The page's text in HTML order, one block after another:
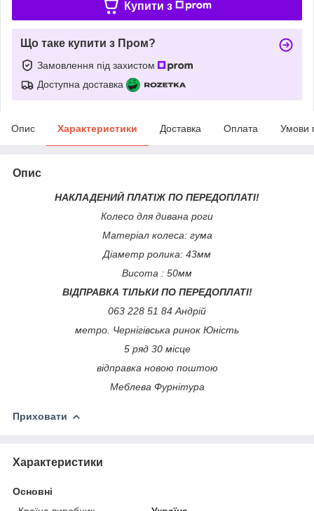
Купити з
Що таке купити з Пром?
Замовлення під захистом
Доступна доставка
Опис Характеристики Доставка Оплата Умови
Опис
НАКЛАДЕНИЙ ПЛАТІЖ ПО ПЕРЕДОПЛАТІ!
Колесо для дивана роги
Матеріал колеса: гума
Діаметр ролика: 43мм
Висота : 50мм
ВІДПРАВКА ТІЛЬКИ ПО ПЕРЕДОПЛАТІ!
063 228 51 84 Андрій
метро. Чернігівська ринок Юність
5 ряд 30 місце
відправка новою поштою
Меблева Фурнітура
Приховати
Характеристики
Основні